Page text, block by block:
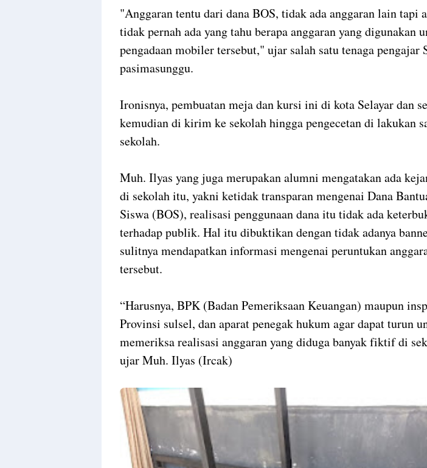
"Anggaran tentu dari dana BOS, tidak ada anggaran lain tapi
tidak pernah ada yang tahu berapa anggaran yang digunakan
pengadaan mobiler tersebut," ujar salah satu tenaga pengajar
pasimasunggu.
Ironisnya, pembuatan meja dan kursi ini di kota Selayar dan
kemudian di kirim ke sekolah hingga pengecetan di lakukan
sekolah.
Muh. Ilyas yang juga merupakan alumni mengatakan ada
di sekolah itu, yakni ketidak transparan mengenai Dana
Siswa (BOS), realisasi penggunaan dana itu tidak ada
terhadap publik. Hal itu dibuktikan dengan tidak adanya
sulitnya mendapatkan informasi mengenai peruntukan
tersebut.
“Harusnya, BPK (Badan Pemeriksaan Keuangan) maupun
Provinsi sulsel, dan aparat penegak hukum agar dapat turun
memeriksa realisasi anggaran yang diduga banyak fiktif di
ujar Muh. Ilyas (Ircak)